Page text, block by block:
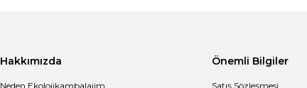
Hakkımızda
Neden Ekolojikambalajim
Önemli Bilgiler
Satış Sözleşmesi